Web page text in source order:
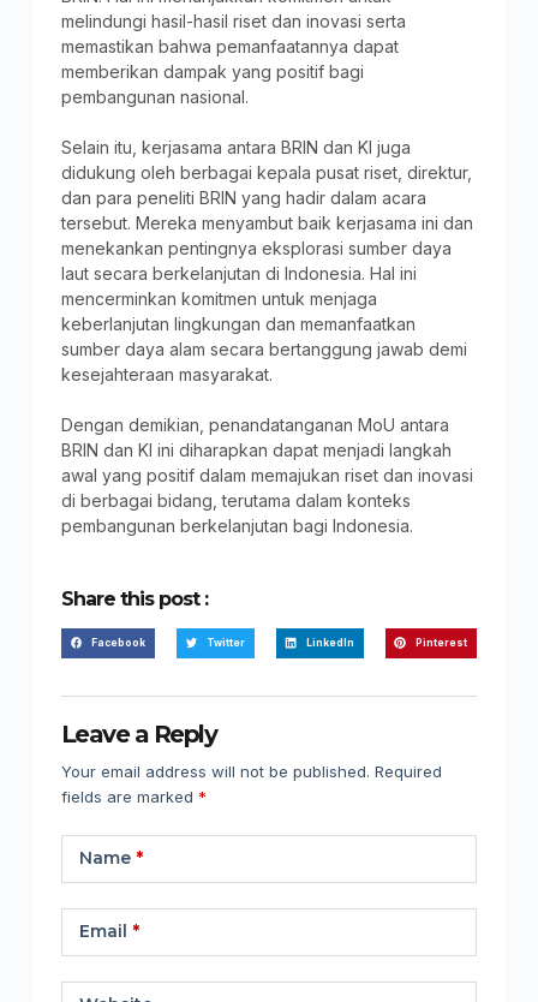
melindungi hasil-hasil riset dan inovasi serta
memastikan bahwa pemanfaatannya dapat
memberikan dampak yang positif bagi
pembangunan nasional.
Selain itu, kerjasama antara BRIN dan KI juga
didukung oleh berbagai kepala pusat riset, direktur,
dan para peneliti BRIN yang hadir dalam acara
tersebut. Mereka menyambut baik kerjasama ini dan
menekankan pentingnya eksplorasi sumber daya
laut secara berkelanjutan di Indonesia. Hal ini
mencerminkan komitmen untuk menjaga
keberlanjutan lingkungan dan memanfaatkan
sumber daya alam secara bertanggung jawab demi
kesejahteraan masyarakat.
Dengan demikian, penandatanganan MoU antara
BRIN dan KI ini diharapkan dapat menjadi langkah
awal yang positif dalam memajukan riset dan inovasi
di berbagai bidang, terutama dalam konteks
pembangunan berkelanjutan bagi Indonesia.
Share this post :
Facebook Twitter LinkedIn Pinterest
Leave a Reply
Your email address will not be published. Required
fields are marked *
Name*
Email *